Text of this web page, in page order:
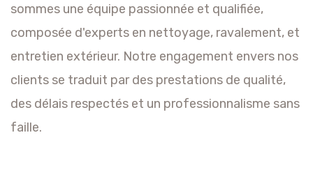
sommes une équipe passionnée et qualifiée,
composée d'experts en nettoyage, ravalement, et
entretien extérieur. Notre engagement envers nos
clients se traduit par des prestations de qualité,
des délais respectés et un professionnalisme sans
faille.